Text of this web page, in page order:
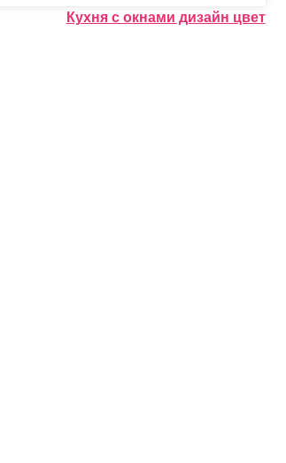
Кухня с окнами дизайн цвет